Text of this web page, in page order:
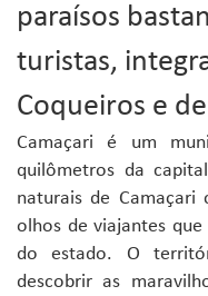
paraísos
turistas,
Coqueiros e
Camaçari é um
quilômetros da
naturais de Camaçari
olhos de viajantes
do estado. O
descobrir as